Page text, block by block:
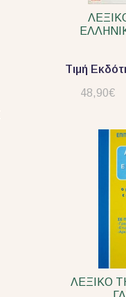
Τιμή
48,90€
ΛΕΞΙΚΟ